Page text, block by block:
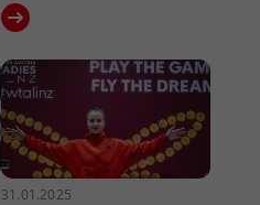
31.01.2025